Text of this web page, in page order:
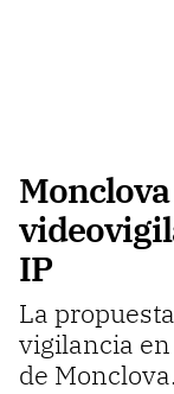
IP
La
vigilancia
de Monclova.